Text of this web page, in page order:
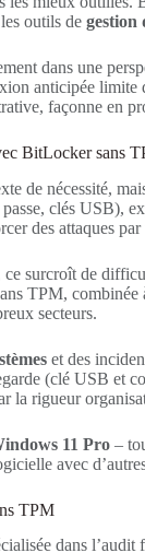
outils de gestion
dans une
anticipée
façonne en
BitLocker sans
de nécessité,
clés USB),
des attaques
surcroît de
TPM, combinée
secteurs.
et des
(clé USB et
la rigueur
11 Pro –
avec
TPM
dans